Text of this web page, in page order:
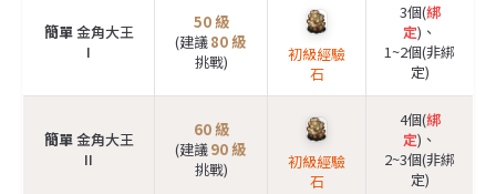
簡單金角大王
I
50 級
(建議80 級
挑戰)
初級經驗
石
3個(綁
定)、
1~2個(非綁
定)
簡單金角大王
II
60 級
(建議90 級
挑戰)
初級經驗
石
4個(綁
定)、
2~3個(非綁
定)